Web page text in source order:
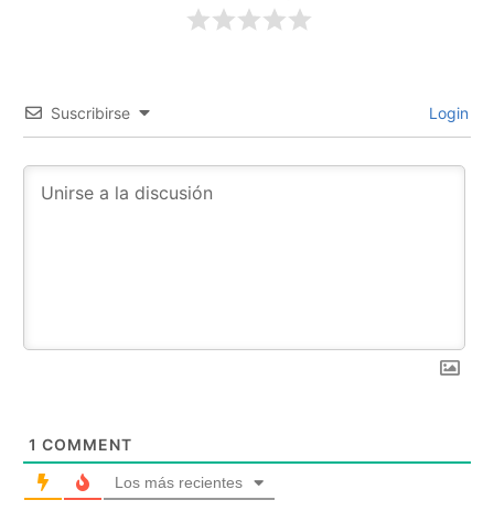
Suscribirse Login
1 COMMENT
Los más recientes